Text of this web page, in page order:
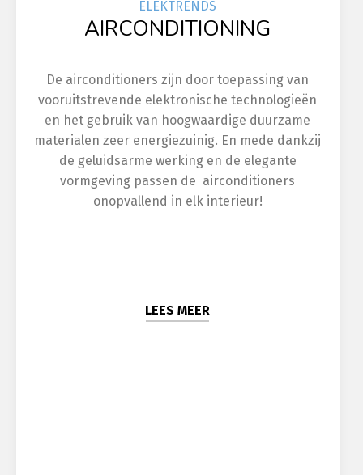
ELEKTRENDS
AIRCONDITIONING
De airconditioners zijn door toepassing van
vooruitstrevende elektronische technologieën
en het gebruik van hoogwaardige duurzame
materialen zeer energiezuinig. En mede dankzij
de geluidsarme werking en de elegante
vormgeving passen de airconditioners
onopvallend in elk interieur!
LEES MEER